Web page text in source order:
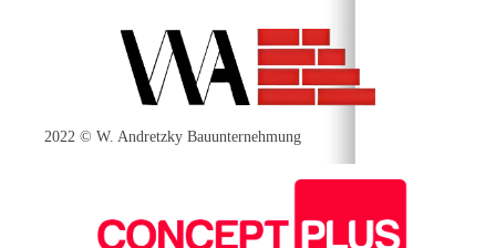
2022 © W. Andretzky Bauunternehmung